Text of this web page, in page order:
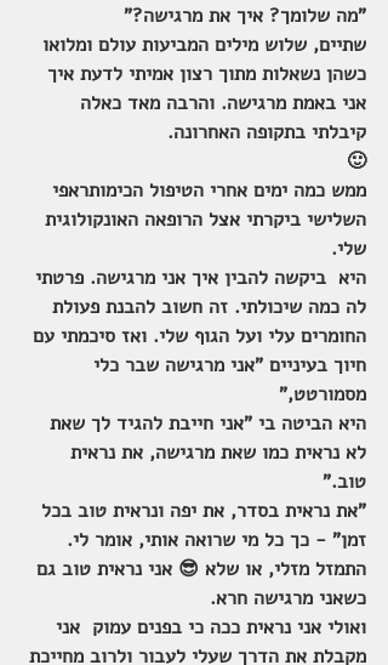
"מה שלומך? איך את מרגישה?"
שתיים, שלוש מילים המביעות עולם ומלואו
כשהן נשאלות מתוך רצון אמיתי לדעת איך
אני באמת מרגישה. והרבה מאד כאלה
קיבלתי בתקופה האחרונה.
🙂
ממש כמה ימים אחרי הטיפול הכימותראפי
השלישי ביקרתי אצל הרופאה האונקולוגית
שלי.
היא  ביקשה להבין איך אני מרגישה. פרטתי
לה כמה שיכולתי. זה חשוב להבנת פעולת
החומרים עלי ועל הגוף שלי. ואז סיכמתי עם
חיוך בעיניים "אני מרגישה שבר כלי
מסמורטט,"
היא הביטה בי "אני חייבת להגיד לך שאת
לא נראית כמו שאת מרגישה, את נראית
טוב."
"את נראית בסדר, את יפה ונראית טוב בכל
זמן" - כך כל מי שרואה אותי, אומר לי.
התמזל מזלי, או שלא 😎 אני נראית טוב גם
כשאני מרגישה חרא.
ואולי אני נראית ככה כי בפנים עמוק  אני
מקבלת את הדרך שעלי לעבור ולרוב מחייכת